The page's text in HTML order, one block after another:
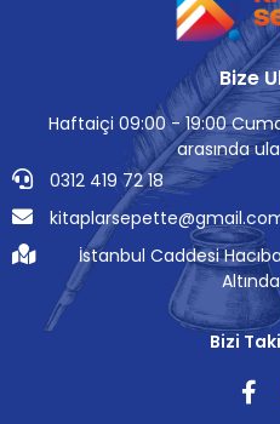
Bize
Haftaiçi 09:00 - 19:00
arasında
0312 419 72 18
İstanbul Caddesi
Bizi